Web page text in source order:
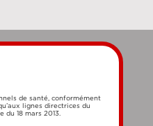
de santé, conformément
lignes directrices du
18 mars 2013.